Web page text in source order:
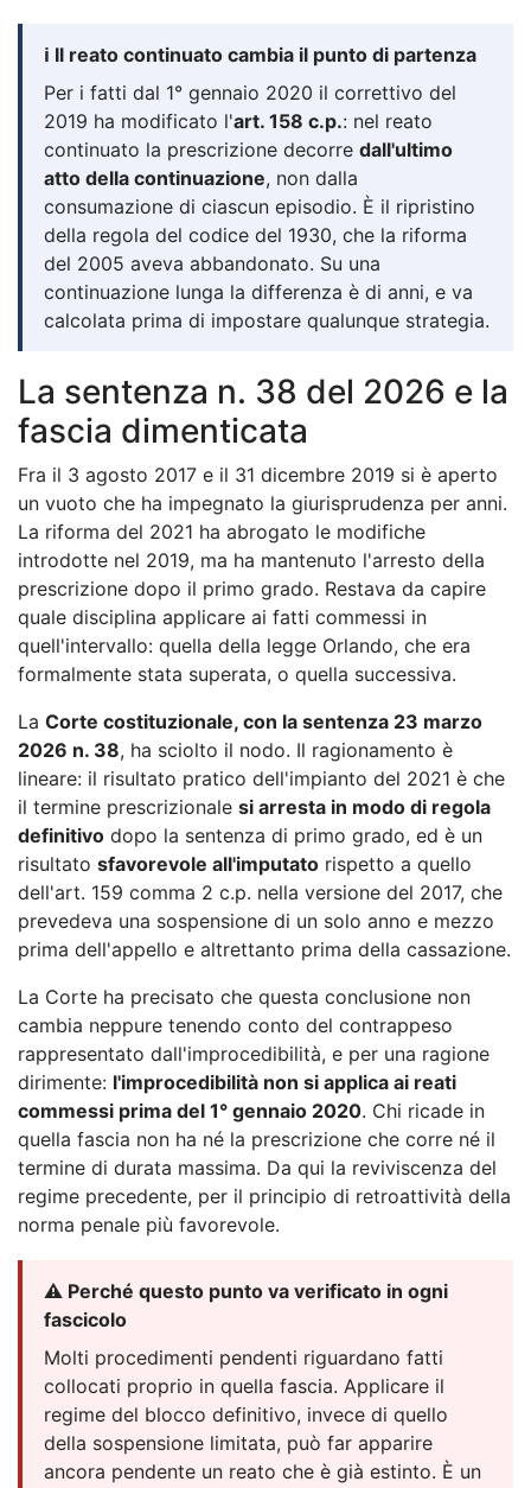
ℹ️ Il reato continuato cambia il punto di partenza
Per i fatti dal 1° gennaio 2020 il correttivo del
2019 ha modificato l'art. 158 c.p.: nel reato
continuato la prescrizione decorre dall'ultimo
atto della continuazione, non dalla
consumazione di ciascun episodio. È il ripristino
della regola del codice del 1930, che la riforma
del 2005 aveva abbandonato. Su una
continuazione lunga la differenza è di anni, e va
calcolata prima di impostare qualunque strategia.
La sentenza n. 38 del 2026 e la
fascia dimenticata
Fra il 3 agosto 2017 e il 31 dicembre 2019 si è aperto
un vuoto che ha impegnato la giurisprudenza per anni.
La riforma del 2021 ha abrogato le modifiche
introdotte nel 2019, ma ha mantenuto l'arresto della
prescrizione dopo il primo grado. Restava da capire
quale disciplina applicare ai fatti commessi in
quell'intervallo: quella della legge Orlando, che era
formalmente stata superata, o quella successiva.
La Corte costituzionale, con la sentenza 23 marzo
2026 n. 38, ha sciolto il nodo. Il ragionamento è
lineare: il risultato pratico dell'impianto del 2021 è che
il termine prescrizionale si arresta in modo di regola
definitivo dopo la sentenza di primo grado, ed è un
risultato sfavorevole all'imputato rispetto a quello
dell'art. 159 comma 2 c.p. nella versione del 2017, che
prevedeva una sospensione di un solo anno e mezzo
prima dell'appello e altrettanto prima della cassazione.
La Corte ha precisato che questa conclusione non
cambia neppure tenendo conto del contrappeso
rappresentato dall'improcedibilità, e per una ragione
dirimente: l'improcedibilità non si applica ai reati
commessi prima del 1° gennaio 2020. Chi ricade in
quella fascia non ha né la prescrizione che corre né il
termine di durata massima. Da qui la reviviscenza del
regime precedente, per il principio di retroattività della
norma penale più favorevole.
⚠️ Perché questo punto va verificato in ogni
fascicolo
Molti procedimenti pendenti riguardano fatti
collocati proprio in quella fascia. Applicare il
regime del blocco definitivo, invece di quello
della sospensione limitata, può far apparire
ancora pendente un reato che è già estinto. È un